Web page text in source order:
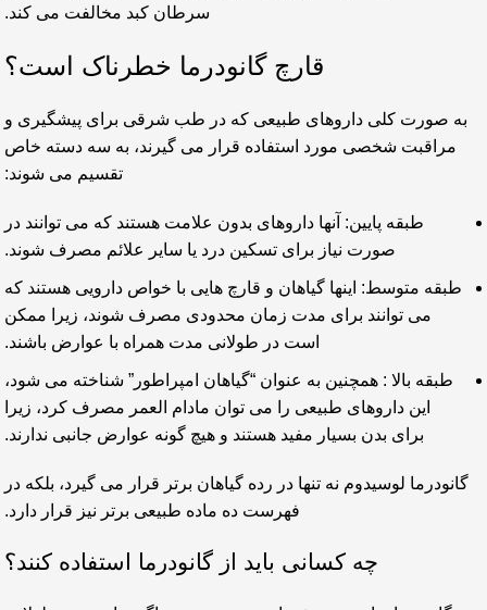
سرطان کبد مخالفت می کند.
قارچ گانودرما خطرناک است؟
به صورت کلی داروهای طبیعی که در طب شرقی برای پیشگیری و
مراقبت شخصی مورد استفاده قرار می گیرند، به سه دسته خاص
تقسیم می شوند:
طبقه پایین: آنها داروهای بدون علامت هستند که می توانند در
صورت نیاز برای تسکین درد یا سایر علائم مصرف شوند.
طبقه متوسط: اینها گیاهان و قارچ هایی با خواص دارویی هستند که
می توانند برای مدت زمان محدودی مصرف شوند، زیرا ممکن
است در طولانی مدت همراه با عوارض باشند.
طبقه بالا : همچنین به عنوان “گیاهان امپراطور” شناخته می شود،
این داروهای طبیعی را می توان مادام العمر مصرف کرد، زیرا
برای بدن بسیار مفید هستند و هیچ گونه عوارض جانبی ندارند.
گانودرما لوسیدوم نه تنها در رده گیاهان برتر قرار می گیرد، بلکه در
فهرست ده ماده طبیعی برتر نیز قرار دارد.
چه کسانی باید از گانودرما استفاده کنند؟